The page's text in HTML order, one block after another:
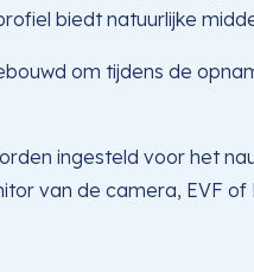
biedt natuurlijke
om tijdens de
ingesteld voor het
van de camera, EVF of